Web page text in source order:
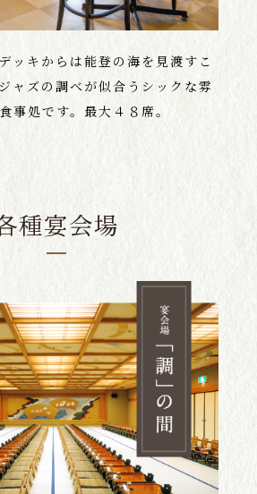
ッキからは能登の海を見渡すこ
ャズの調べが似合うシックな雰
事処です。最大４８席。
種宴会場